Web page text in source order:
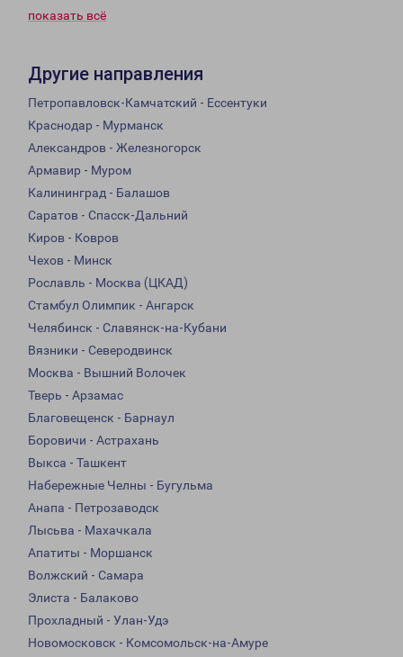
показать всё
Другие направления
Петропавловск-Камчатский - Ессентуки
Краснодар - Мурманск
Александров - Железногорск
Армавир - Муром
Калининград - Балашов
Саратов - Спасск-Дальний
Киров - Ковров
Чехов - Минск
Рославль - Москва (ЦКАД)
Стамбул Олимпик - Ангарск
Челябинск - Славянск-на-Кубани
Вязники - Северодвинск
Москва - Вышний Волочек
Тверь - Арзамас
Благовещенск - Барнаул
Боровичи - Астрахань
Выкса - Ташкент
Набережные Челны - Бугульма
Анапа - Петрозаводск
Лысьва - Махачкала
Апатиты - Моршанск
Волжский - Самара
Элиста - Балаково
Прохладный - Улан-Удэ
Новомосковск - Комсомольск-на-Амуре